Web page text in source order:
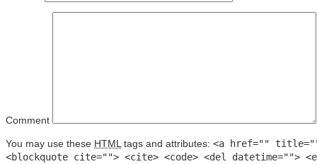
Comment
You may use these HTML tags and attributes: <a href=""
<blockquote cite=""> <cite> <code> <del datetime="">